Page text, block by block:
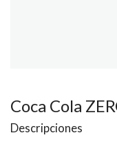
Coca Cola
Descripciones